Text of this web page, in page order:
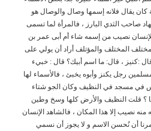
كان يقال فلانه إسمها وصال والوصال هو
صاحب الثدي البارز ، فالمرأة لما تسمى
نصيب من إسمه شاء أم أبى عمر بن
المختلف والمؤتلف أراد أن يولي على
:كنيز ، قال: ما اسم أبيك؟ قال : خبيء
رجل يكنز وأبوه يخبئ ، فاﻷسماء لها
في مسجد في النظيف وكان الجو شتاء
؟ قلت النظيف واﻷرض كلها وسخ وطين
نصيب إﻻ هذا المكان ، فالشاهد اﻹنسان
أن نُحسن الاسم و ﻻ يجوز أن نسمي